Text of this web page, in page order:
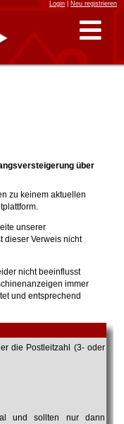
Login| Neu registrieren
über
zu keinem aktuellen
unserer
dieser Verweis nicht
nicht beeinflusst
immer
und entsprechend
die Postleitzahl (3- oder
und sollten nur dann